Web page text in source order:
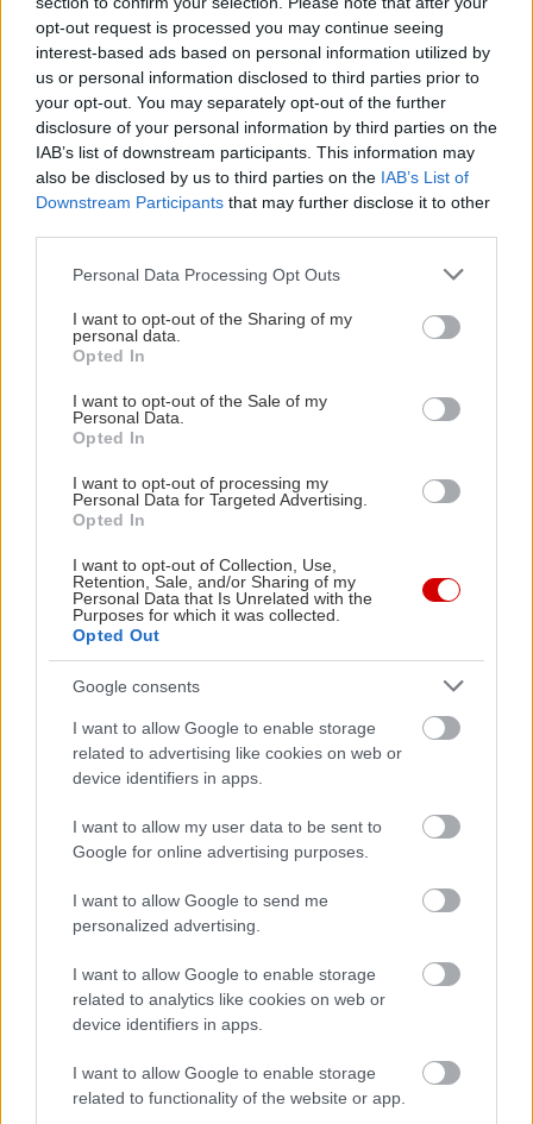
opt-out request is processed you may continue seeing
interest-based ads based on personal information utilized by
us or personal information disclosed to third parties prior to
your opt-out. You may separately opt-out of the further
disclosure of your personal information by third parties on the
IAB’s list of downstream participants. This information may
also be disclosed by us to third parties on the IAB’s List of
Downstream Participants that may further disclose it to other
Please note that this website/app uses one or more Google
not limited to your visit or usage behaviour. You may click to
grant or deny consent to Google and its third-party tags to
use your data for below specified purposes in below Google
consent section.
Personal Data Processing Opt Outs
I want to opt-out of the Sharing of my
personal data.
Opted In
I want to opt-out of the Sale of my
Personal Data.
Opted In
I want to opt-out of processing my
Personal Data for Targeted Advertising.
Opted In
I want to opt-out of Collection, Use,
Retention, Sale, and/or Sharing of my
Personal Data that Is Unrelated with the
Purposes for which it was collected.
Opted Out
Google consents
I want to allow Google to enable storage
related to advertising like cookies on web or
device identifiers in apps.
I want to allow my user data to be sent to
Google for online advertising purposes.
I want to allow Google to send me
personalized advertising.
I want to allow Google to enable storage
related to analytics like cookies on web or
device identifiers in apps.
I want to allow Google to enable storage
related to functionality of the website or app.
κυβερνητικές αποφάσεις.
Όλοι οι χώροι του ΚΠΙΣΝ είναι προσβάσιμοι
σε ΑμεΑ
Για περισσότερες πληροφορίες ή
διευκρινίσεις μπορείτε να καλέσετε στο
τηλεφωνικό κέντρο του ΚΠΙΣΝ στο 216
8091000.
Υποχρεωτική χρήση μάσκας και τήρηση
αποστάσεων καθ' όλη τη διάρκεια
παραμονής σας σε όλους τους εσωτερικούς
και εξωτερικούς χώρους του ΚΠΙΣΝ,
ο ΕΟΔΥ.
Λόγω των μέτρων για τη δημόσια υγεία
ενδέχεται να υπάρξουν αλλαγές σε σχέση με
Η εκδήλωση εντάσσεται στη δωρεά του
Ιδρύματος Σταύρος Νιάρχος (ΙΣΝ).
Παράλληλα με την πλειονότητα των
εκδηλώσεών του που διοργανώνονται με
ελεύθερη είσοδο χάρη στις δωρεές του ΙΣΝ,
το Κέντρο Πολιτισμού Ίδρυμα Σταύρος
εκδηλώσεις με προσιτό εισιτήριο,
διασφαλίζοντας την οικονομική του